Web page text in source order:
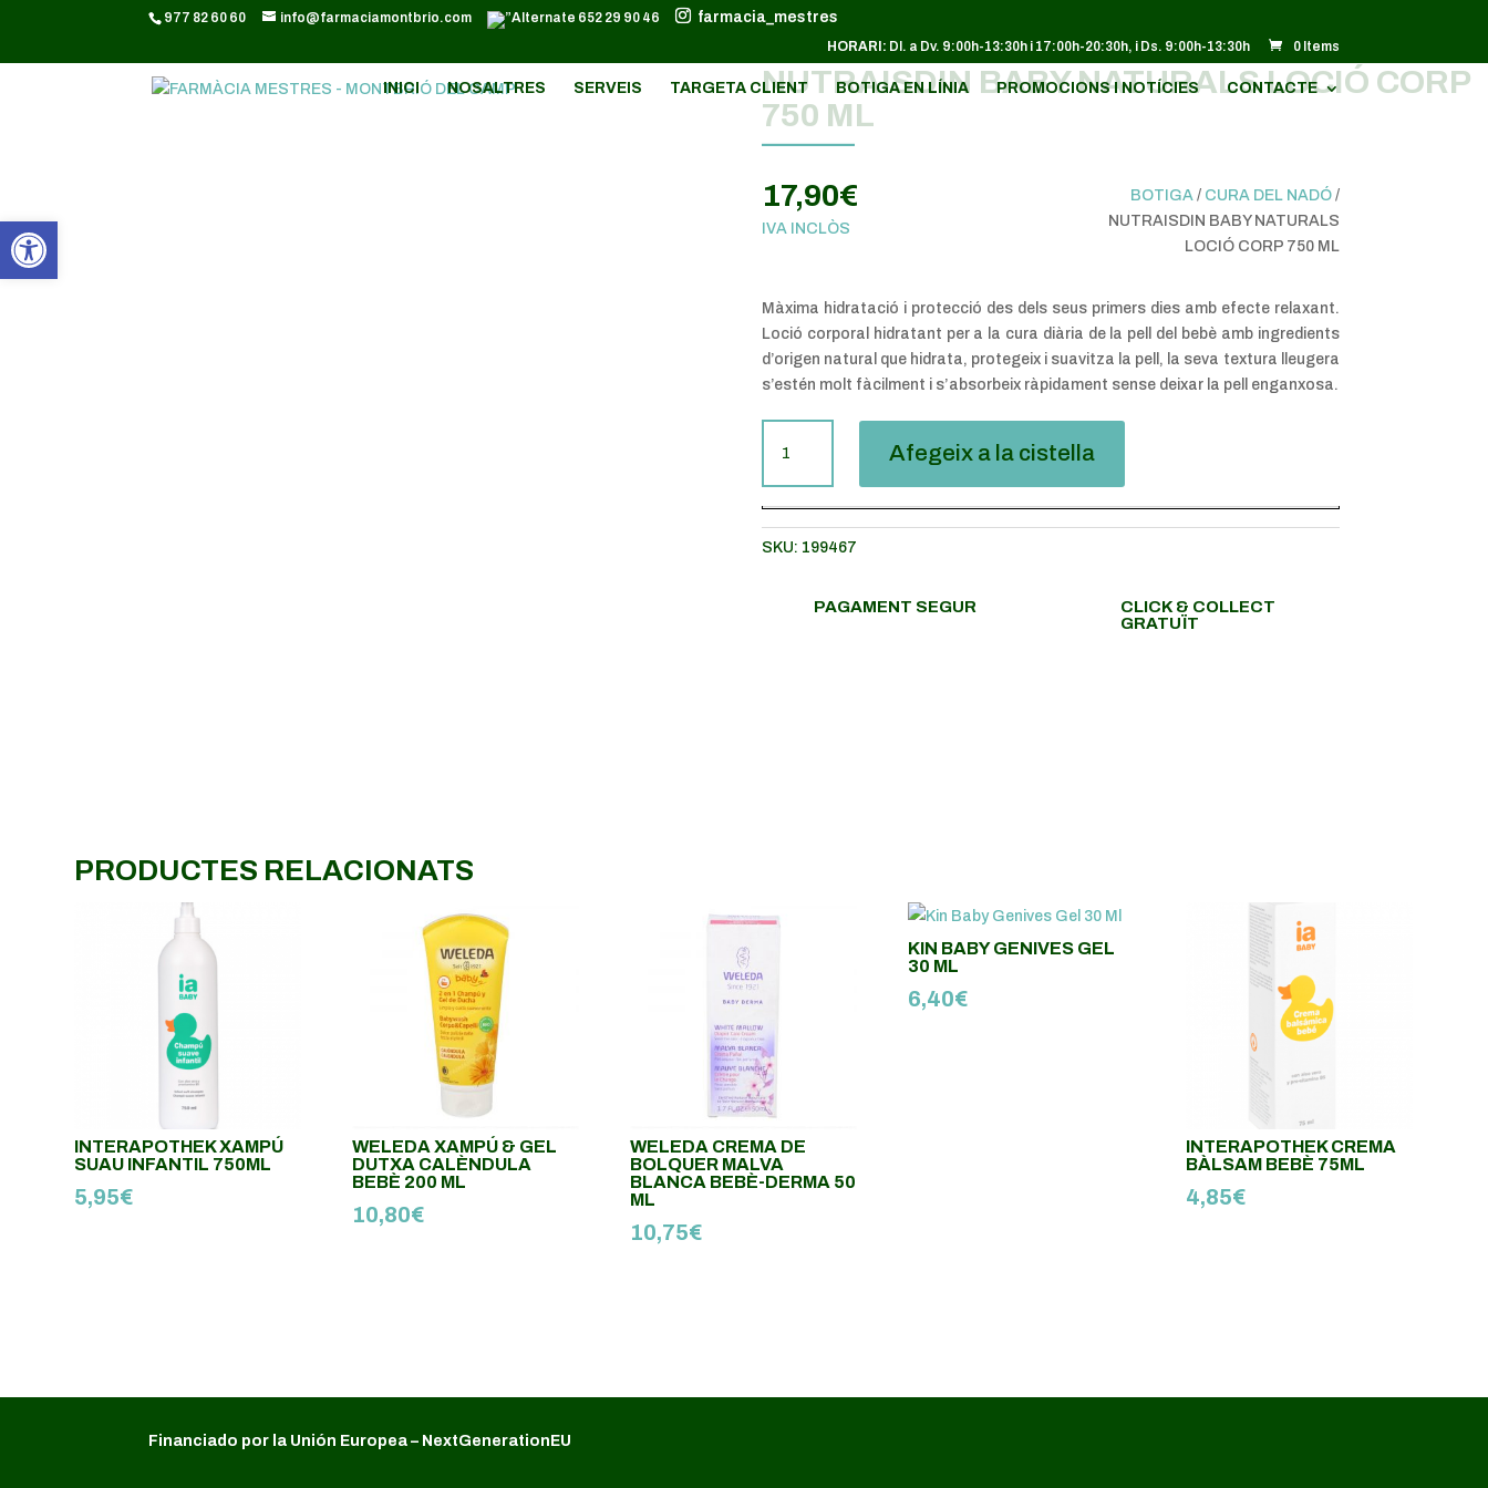
Obre la barra d'eines
CODI GOOGLE ANALYTICS:
977 82 60 60 info@farmaciamontbrio.com 652 29 90 46 farmacia_mestres
HORARI: Dl. a Dv. 9:00h-13:30h i 17:00h-20:30h, i Ds. 9:00h-13:30h 0 Items
INICI NOSALTRES SERVEIS TARGETA CLIENT BOTIGA EN LÍNIA PROMOCIONS I NOTÍCIES CONTACTE
NUTRAISDIN BABY NATURALS LOCIÓ CORP
750 ML
17,90€
IVA INCLÒS
BOTIGA/ CURA DEL NADÓ/
NUTRAISDIN BABY NATURALS
LOCIÓ CORP 750 ML
Màxima hidratació i protecció des dels seus primers dies amb efecte relaxant.
Loció corporal hidratant per a la cura diària de la pell del bebè amb ingredients
d’origen natural que hidrata, protegeix i suavitza la pell, la seva textura lleugera
s’estén molt fàcilment i s’absorbeix ràpidament sense deixar la pell enganxosa.
NUTRAISDIN
BABY
NATURALS
Afegeix a la cistella
SKU: 199467
PAGAMENT SEGUR
CLICK & COLLECT
GRATUÏT
PRODUCTES RELACIONATS
INTERAPOTHEK XAMPÚ
SUAU INFANTIL 750ML
5,95€
WELEDA XAMPÚ & GEL
DUTXA CALÈNDULA
BEBÈ 200 ML
10,80€
WELEDA CREMA DE
BOLQUER MALVA
BLANCA BEBÈ-DERMA 50
ML
10,75€
KIN BABY GENIVES GEL
30 ML
6,40€
INTERAPOTHEK CREMA
BÀLSAM BEBÈ 75ML
4,85€
Financiado por la Unión Europea – NextGenerationEU